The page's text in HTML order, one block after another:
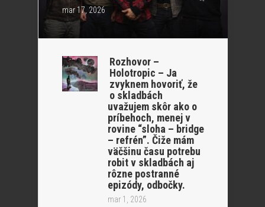
mar 17, 2026
Rozhovor –
Holotropic – Ja
zvyknem hovoriť, že
o skladbách
uvažujem skôr ako o
príbehoch, menej v
rovine “sloha – bridge
– refrén”. Čiže mám
väčšinu času potrebu
robit v skladbách aj
rôzne postranné
epizódy, odbočky.
mar 1, 2026